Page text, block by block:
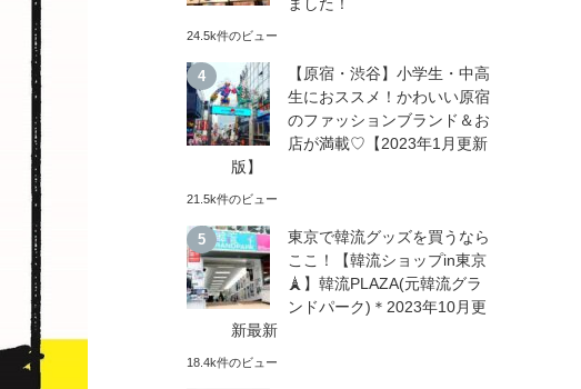
24.5k件のビュー
【原宿・渋谷】小学生・中高
生におススメ！かわいい原宿
のファッションブランド＆お
店が満載♡【2023年1月更新
版】
21.5k件のビュー
東京で韓流グッズを買うなら
ここ！【韓流ショップin東京
🗼】韓流PLAZA(元韓流グラ
ンドパーク)＊2023年10月更
新最新
18.4k件のビュー